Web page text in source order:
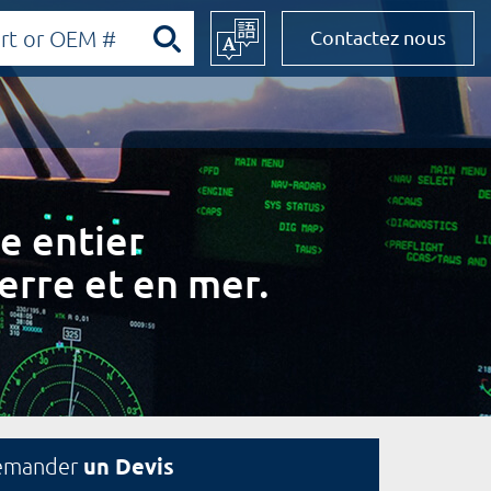
Contactez nous
entier
et en mer.
un Devis